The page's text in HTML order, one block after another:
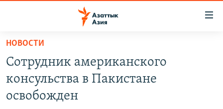
Вернуться
основному
содержанию
Вернутся
КАЗАХСТАН
КЫРГЫЗСТАН
НОВОСТИ
ВОЙНА В УКРАИНЕ
НОВОСТИ
Сотрудник американского
консульства в Пакистане
освобожден